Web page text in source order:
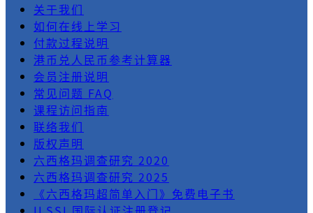
关于我们
如何在线上学习
付款过程说明
港币兑人民币参考计算器
会员注册说明
常见问题 FAQ
课程访问指南
联络我们
版权声明
六西格玛调查研究 2020
六西格玛调查研究 2025
《六西格玛超简单入门》免费电子书